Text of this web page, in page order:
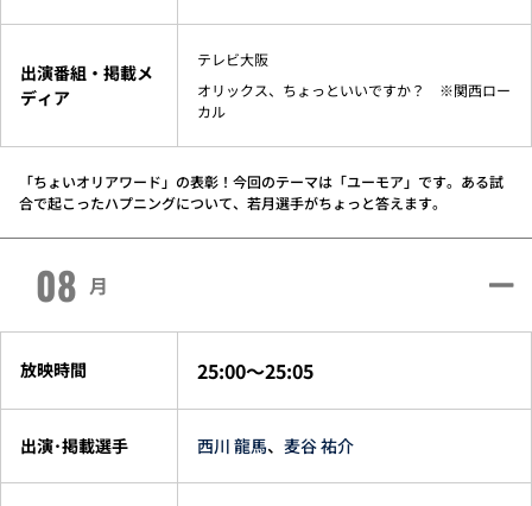
出演番組・掲載メ
ディア
テレビ大阪
オリックス、ちょっといいですか？ ※関西ロー
カル
「ちょいオリアワード」の表彰！今回のテーマは「ユーモア」です。ある試
合で起こったハプニングについて、若月選手がちょっと答えます。
08 月
放映時間 25:00～25:05
出演･掲載選手 西川 龍馬、 麦谷 祐介